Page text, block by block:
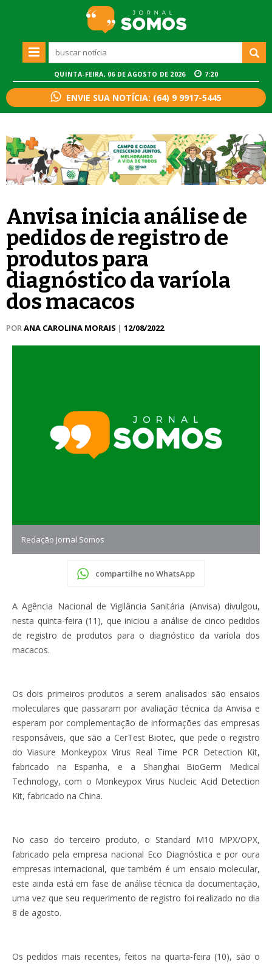
QUINTA-FEIRA, 06 DE AGOSTO DE 2026 7:20
ENVIE SUA NOTÍCIA: (64) 9 9917-5445
Anvisa inicia análise de
pedidos de registro de
produtos para
diagnóstico da varíola
dos macacos
PORANA CAROLINA MORAIS | 12/08/2022
Redação Jornal Somos
compartilhe no WhatsApp
A Agência Nacional de Vigilância Sanitária (Anvisa) divulgou,
nesta quinta-feira (11), que iniciou a análise de cinco pedidos
de registro de produtos para o diagnóstico da varíola dos
macacos.
Os dois primeiros produtos a serem analisados são ensaios
moleculares que passaram por avaliação técnica da Anvisa e
esperam por complementação de informações das empresas
responsáveis, que são a CerTest Biotec, que pede o registro
do Viasure Monkeypox Virus Real Time PCR Detection Kit,
fabricado na Espanha, e a Shanghai BioGerm Medical
Technology, com o Monkeypox Virus Nucleic Acid Detection
Kit, fabricado na China.
No caso do terceiro produto, o Standard M10 MPX/OPX,
fabricado pela empresa nacional Eco Diagnóstica e por oura
empresas internacional, que também é um ensaio molecular,
este ainda está em fase de análise técnica da documentação,
uma vez que seu requerimento de registro foi realizado no dia
8 de agosto.
Os pedidos mais recentes, feitos na quarta-feira (10), são o